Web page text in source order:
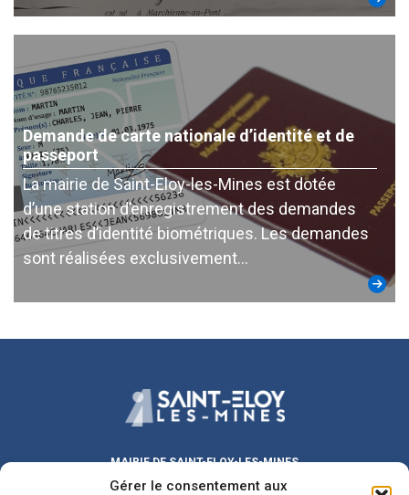
Gérer le consentement aux
Demande de carte nationale d’identité et de
passeport
La mairie de Saint-Eloy-les-Mines est dotée
d’une station d’enregistrement des demandes
de titres d’identité biométriques. Les demandes
sont réalisées exclusivement…
MAIRIE DE SAINT-ELOY-LES-MINES
Place Michel DUVAL